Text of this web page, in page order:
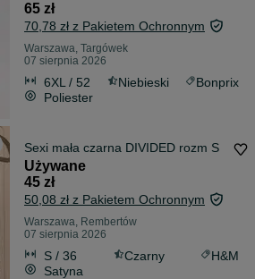
65 zł
70,78 zł z Pakietem Ochronnym
Warszawa, Targówek
07 sierpnia 2026
6XL / 52 Niebieski
Bonprix
Poliester
Sexi mała czarna DIVIDED rozm S
Używane
45 zł
50,08 zł z Pakietem Ochronnym
Warszawa, Rembertów
07 sierpnia 2026
S / 36 Czarny
H&M
Satyna